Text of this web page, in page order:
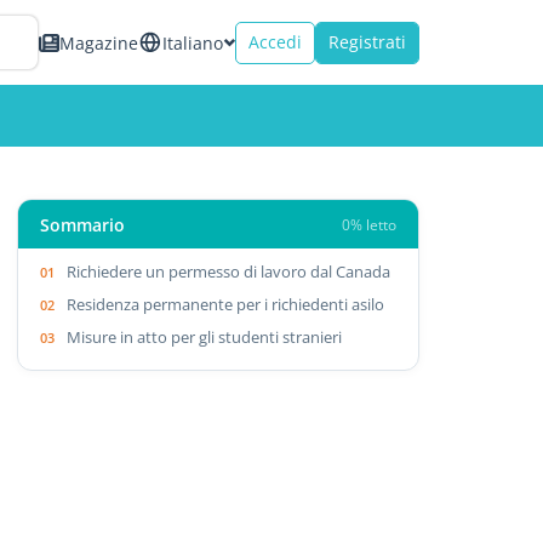
Magazine Italiano Accedi Registrati
Sommario 0% letto
Richiedere un permesso di lavoro dal Canada
Residenza permanente per i richiedenti asilo
Misure in atto per gli studenti stranieri